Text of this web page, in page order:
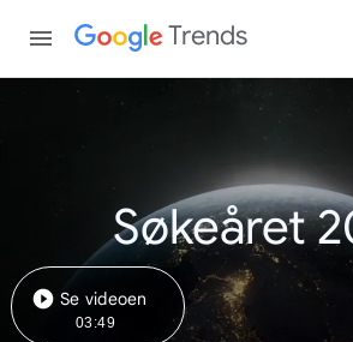
Trends
Søkeåret
Se videoen
03:49